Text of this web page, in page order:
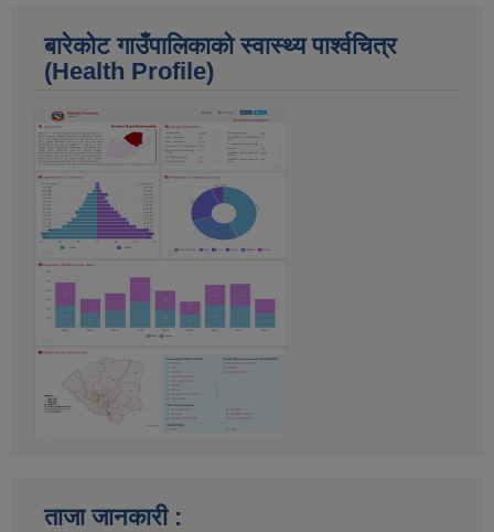
बारेकोट गाउँपालिकाकाे स्वास्थ्य पार्श्‍वचित्र
(Health Profile)
ताजा जानकारी :